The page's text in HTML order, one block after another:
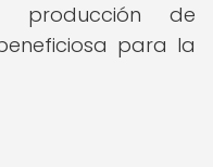
producción de
para la